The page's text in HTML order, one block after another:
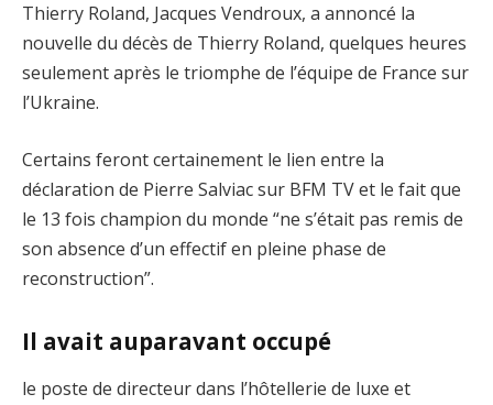
Thierry Roland, Jacques Vendroux, a annoncé la
nouvelle du décès de Thierry Roland, quelques heures
seulement après le triomphe de l’équipe de France sur
l’Ukraine.
Certains feront certainement le lien entre la
déclaration de Pierre Salviac sur BFM TV et le fait que
le 13 fois champion du monde “ne s’était pas remis de
son absence d’un effectif en pleine phase de
reconstruction”.
Il avait auparavant occupé
le poste de directeur dans l’hôtellerie de luxe et